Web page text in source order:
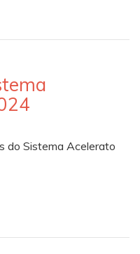
do Sistema Acelerato